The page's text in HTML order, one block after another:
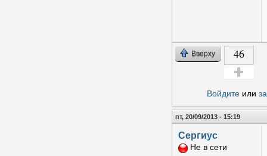
Вверху 46
Войдитеили
пт, 20/09/2013 - 15:19
Сергиус
Не в сети